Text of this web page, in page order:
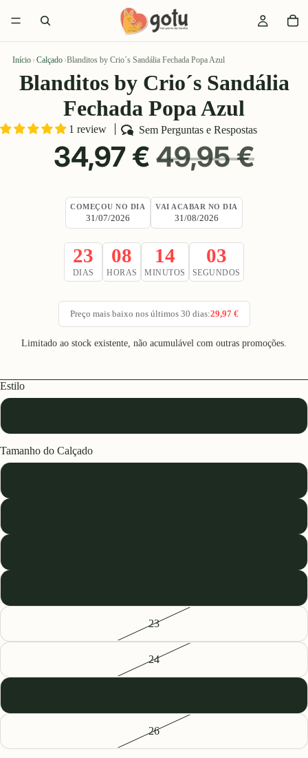
Início › Calçado ›Blanditos by Crio´s Sandália Fechada Popa Azul
Blanditos by Crio´s Sandália
Fechada Popa Azul
1 review Sem Perguntas e Respostas
PREÇO
PROMOCIONAL
34,97 € PREÇO
NORMAL
49,95 €
COMEÇOU NO DIA
31/07/2026
VAI ACABAR NO DIA
31/08/2026
23
DIAS
08
HORAS
14
MINUTOS
02
SEGUNDOS
Preço mais baixo nos últimos 30 dias:29,97 €
Limitado ao stock existente, não acumulável com outras promoções.
Estilo
Tamanho do Calçado
23
24
26